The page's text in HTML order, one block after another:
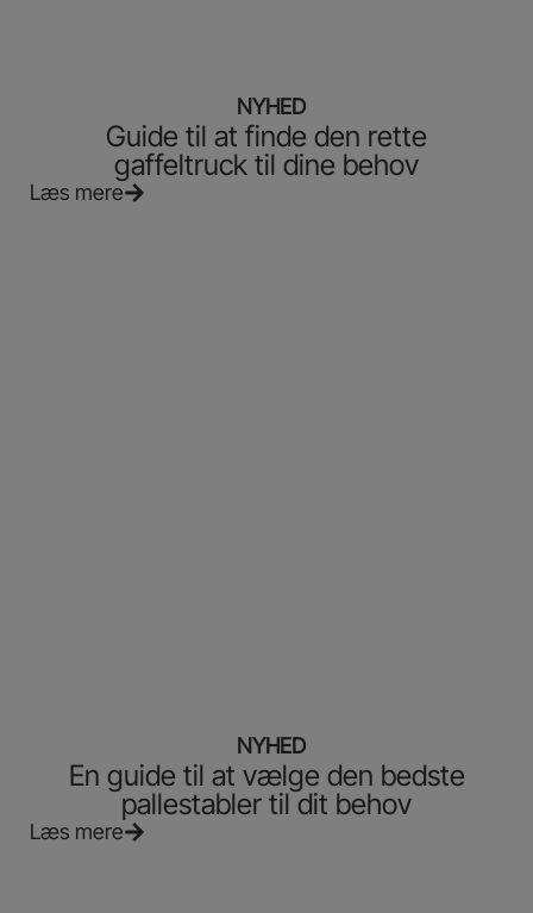
NYHED
Guide til at finde den rette
gaffeltruck til dine behov
Læs mere
NYHED
En guide til at vælge den bedste
pallestabler til dit behov
Læs mere